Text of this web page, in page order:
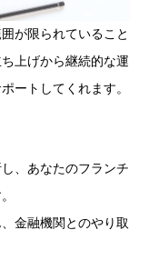
が限られていること
上げから継続的な運
ートしてくれます。
、あなたのフランチ
金融機関とのやり取